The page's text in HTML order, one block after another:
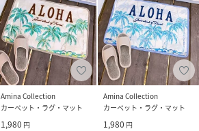
Amina Collection
カーペット・ラグ・マット
1,980 円
Amina Collection
カーペット・ラグ・マット
1,980 円